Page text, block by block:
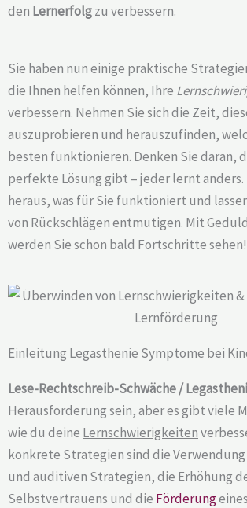
den Lernerfolgzu verbessern.
Sie haben nun einige praktische
die Ihnen helfen können, Ihre
verbessern. Nehmen Sie sich die Zeit,
auszuprobieren und herauszufinden,
besten funktionieren. Denken Sie daran,
perfekte Lösung gibt – jeder lernt anders.
heraus, was für Sie funktioniert und
von Rückschlägen entmutigen. Mit
werden Sie schon bald Fortschritte sehen!
Einleitung Legasthenie Symptome bei
Lese-Rechtschreib-Schwäche /
Herausforderung sein, aber es gibt viele
wie du deine Lernschwierigkeiten
konkrete Strategien sind die
und auditiven Strategien, die Erhöhung
Selbstvertrauens und die Förderung